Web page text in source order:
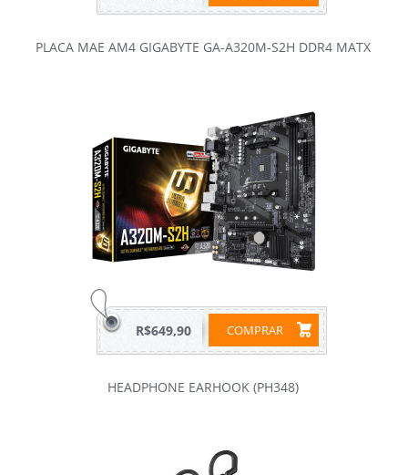
PLACA MAE AM4 GIGABYTE GA-A320M-S2H DDR4 MATX
COMPRAR
R$649,90
HEADPHONE EARHOOK (PH348)